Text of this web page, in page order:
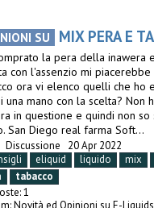
SU MIX PERA E
la pera della inawera
con l'assenzio mi
ora vi elenco quelli che ho
una mano con la scelta? Non
in questione e quindi non so
San Diego real farma Soft...
Discussione
20 Apr 2022
eliquid liquido mix
tabacco
1